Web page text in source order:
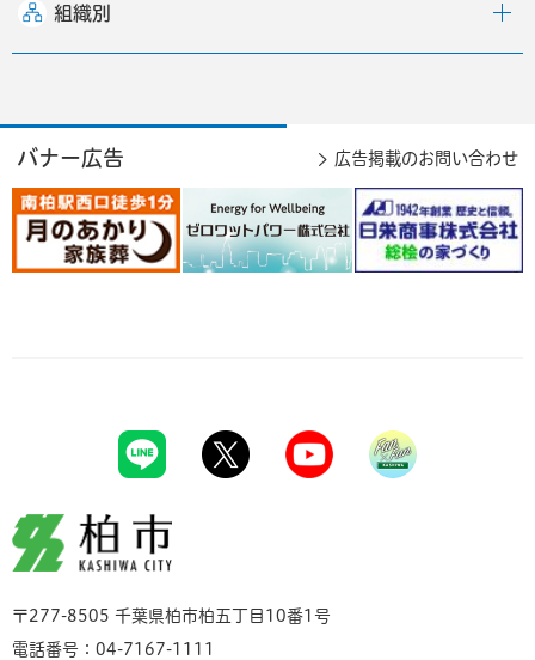
組織別
バナー広告 広告掲載のお問い合わせ
柏市
〒277-8505 千葉県柏市柏五丁目10番1号
電話番号：04-7167-1111